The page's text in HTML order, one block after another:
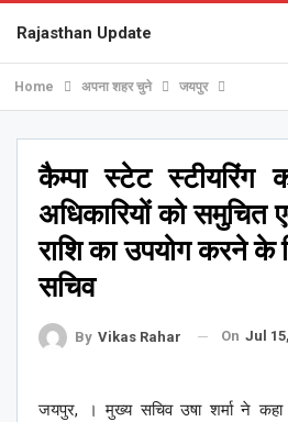
Rajasthan Update
Home अपना शहर चुने जयपुर
कैम्पा स्टेट स्टीयरिंग
अधिकारियों को समुचित
राशि का उपयोग करने के
सचिव
By Vikas Rahar On Jul
जयपुर, । मुख्य सचिव उषा शर्मा ने कहा